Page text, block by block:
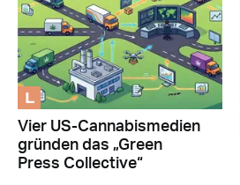
L
Vier US-Cannabismedien
gründen das „Green
Press Collective“